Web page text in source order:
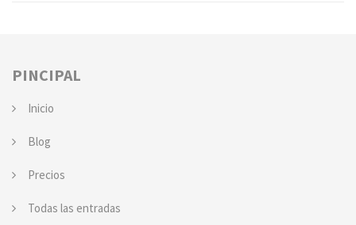
PINCIPAL
Inicio
Blog
Precios
Todas las entradas